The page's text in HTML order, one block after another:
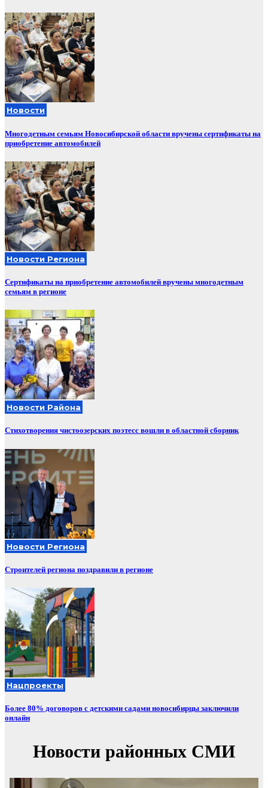
Новости
Многодетным семьям Новосибирской области вручены сертификаты на
приобретение автомобилей
Новости Региона
Сертификаты на приобретение автомобилей вручены многодетным
семьям в регионе
Новости Района
Стихотворения чистоозерских поэтесс вошли в областной сборник
Новости Региона
Строителей региона поздравили в регионе
Нацпроекты
Более 80% договоров с детскими садами новосибирцы заключили
онлайн